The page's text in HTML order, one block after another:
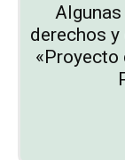
derechos
«Proyecto